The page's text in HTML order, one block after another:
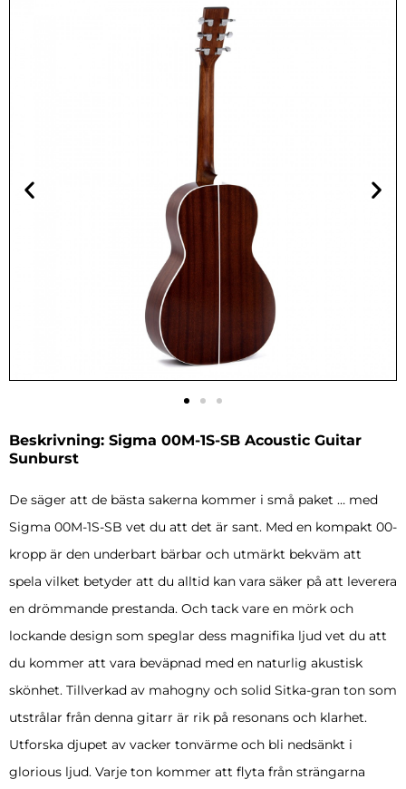
Beskrivning: Sigma 00M-1S-SB Acoustic Guitar
Sunburst
De säger att de bästa sakerna kommer i små paket … med
Sigma 00M-1S-SB vet du att det är sant. Med en kompakt 00-
kropp är den underbart bärbar och utmärkt bekväm att
spela vilket betyder att du alltid kan vara säker på att leverera
en drömmande prestanda. Och tack vare en mörk och
lockande design som speglar dess magnifika ljud vet du att
du kommer att vara beväpnad med en naturlig akustisk
skönhet. Tillverkad av mahogny och solid Sitka-gran ton som
utstrålar från denna gitarr är rik på resonans och klarhet.
Utforska djupet av vacker tonvärme och bli nedsänkt i
glorious ljud. Varje ton kommer att flyta från strängarna